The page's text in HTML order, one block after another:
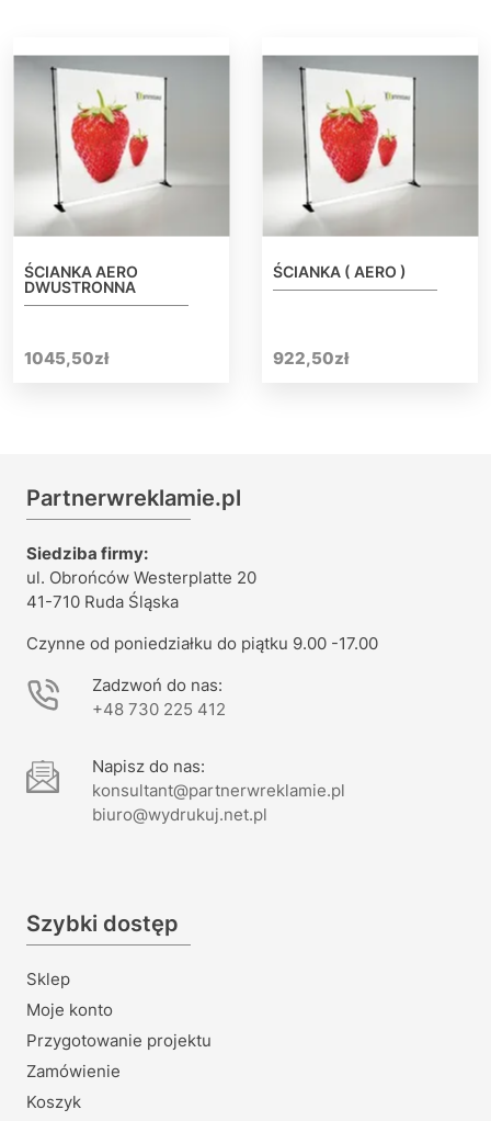
ŚCIANKA AERO
DWUSTRONNA
1045,50zł
ŚCIANKA ( AERO )
922,50zł
Partnerwreklamie.pl
Siedziba firmy:
ul. Obrońców Westerplatte 20
41-710 Ruda Śląska
Czynne od poniedziałku do piątku 9.00 -17.00
Zadzwoń do nas:
+48 730 225 412
Napisz do nas:
konsultant@partnerwreklamie.pl
biuro@wydrukuj.net.pl
Szybki dostęp
Sklep
Moje konto
Przygotowanie projektu
Zamówienie
Koszyk